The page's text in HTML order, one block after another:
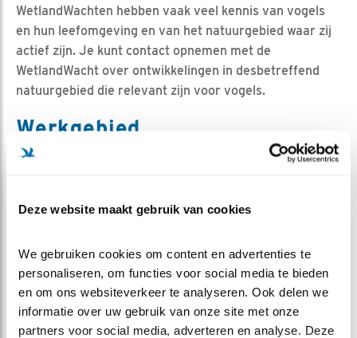
Deze website maakt gebruik van cookies
We gebruiken cookies om content en advertenties te
personaliseren, om functies voor social media te bieden
en om ons websiteverkeer te analyseren. Ook delen we
informatie over uw gebruik van onze site met onze
partners voor social media, adverteren en analyse. Deze
WetlandWachten hebben vaak veel kennis van vogels
en hun leefomgeving en van het natuurgebied waar zij
actief zijn. Je kunt contact opnemen met de
WetlandWacht over ontwikkelingen in desbetreffend
natuurgebied die relevant zijn voor vogels.
Werkgebied
Tholen